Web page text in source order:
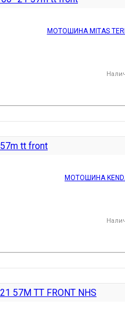
МОТОШИНА MITAS
МОТОШИНА